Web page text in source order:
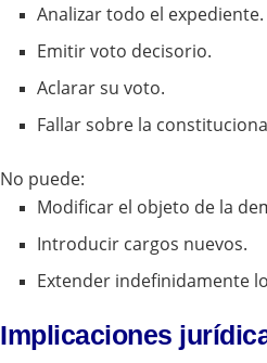
Analizar todo el expediente.
Emitir voto decisorio.
Aclarar su voto.
Fallar sobre la
No puede:
Modificar el objeto de la
Introducir cargos nuevos.
Extender indefinidamente
Implicaciones